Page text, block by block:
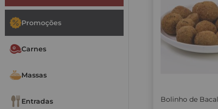
Promoções
Carnes
Massas
Entradas